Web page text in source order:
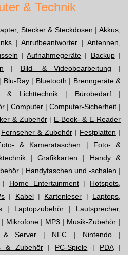
& Technik
Stecker & Steckdosen |Akkus,
|Anrufbeantworter |Antennen,
|Aufnahmegeräte | Backup|
| Bild- & Videobearbeitung |
Blu-Ray| Bluetooth | Brenngeräte &
& Lichttechnik| Bürobedarf|
| Computer | Computer-Sicherheit |
& Zubehör| E-Book- & E-Reader
Fernseher & Zubehör| Festplatten |
& Kamerataschen | Foto- &
|Grafikkarten | Handy &
| Handytaschen und -schalen |
| Home Entertainment| Hotspots,
| Kabel| Kartenleser | Laptops,
| Laptopzubehör | Lautsprecher,
| Mikrofone| MP3 | Musik-Zubehör |
& Server| NFC | Nintendo|
& Zubehör| PC-Spiele | PDA|